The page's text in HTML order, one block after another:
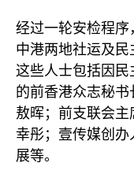
经过一轮安检程序
中港两地社运及民
这些人士包括因民
的前香港众志秘
敖晖；前支联会
幸彤；壹传媒创
展等。